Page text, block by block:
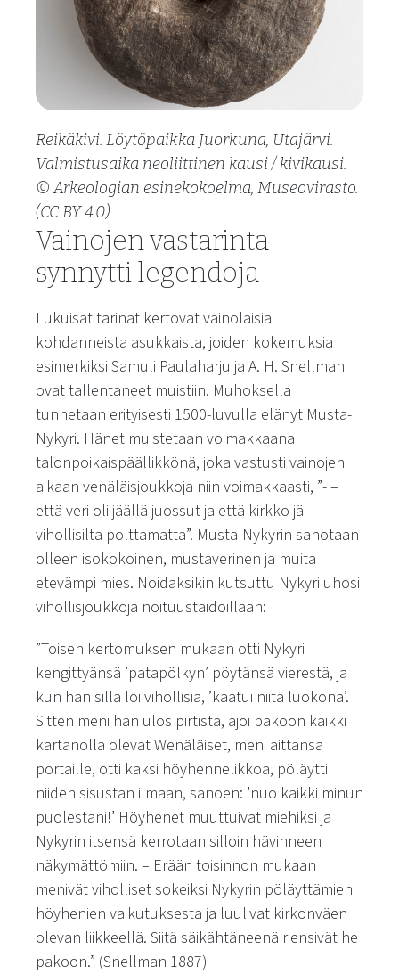
Reikäkivi. Löytöpaikka Juorkuna, Utajärvi.
Valmistusaika neoliittinen kausi / kivikausi.
© Arkeologian esinekokoelma, Museovirasto.
(CC BY 4.0)
Vainojen vastarinta
synnytti legendoja
Lukuisat tarinat kertovat vainolaisia
kohdanneista asukkaista, joiden kokemuksia
esimerkiksi Samuli Paulaharju ja A. H. Snellman
ovat tallentaneet muistiin. Muhoksella
tunnetaan erityisesti 1500-luvulla elänyt Musta-
Nykyri. Hänet muistetaan voimakkaana
talonpoikaispäällikkönä, joka vastusti vainojen
aikaan venäläisjoukkoja niin voimakkaasti, ”- –
että veri oli jäällä juossut ja että kirkko jäi
vihollisilta polttamatta”. Musta-Nykyrin sanotaan
olleen isokokoinen, mustaverinen ja muita
etevämpi mies. Noidaksikin kutsuttu Nykyri uhosi
vihollisjoukkoja noituustaidoillaan:
”Toisen kertomuksen mukaan otti Nykyri
kengittyänsä ’patapölkyn’ pöytänsä vierestä, ja
kun hän sillä löi vihollisia, ’kaatui niitä luokona’.
Sitten meni hän ulos pirtistä, ajoi pakoon kaikki
kartanolla olevat Wenäläiset, meni aittansa
portaille, otti kaksi höyhennelikkoa, pöläytti
niiden sisustan ilmaan, sanoen: ’nuo kaikki minun
puolestani!’ Höyhenet muuttuivat miehiksi ja
Nykyrin itsensä kerrotaan silloin hävinneen
näkymättömiin. – Erään toisinnon mukaan
menivät viholliset sokeiksi Nykyrin pöläyttämien
höyhenien vaikutuksesta ja luulivat kirkonväen
olevan liikkeellä. Siitä säikähtäneenä riensivät he
pakoon.” (Snellman 1887)